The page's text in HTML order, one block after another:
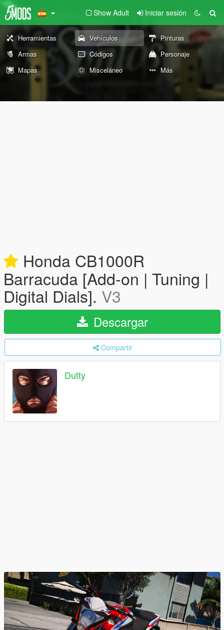
Show Adult Iniciar sesión
Herramientas Vehículos
Pinturas
Armas
Códigos
Personaje
Mapas
Misceláneo Más
Honda CB1000R
Barracuda [Add-on | Tuning |
Digital Dials]. V3
Descargar
Compartir
Dutty